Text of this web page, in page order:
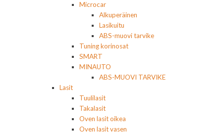
Microcar
Alkuperäinen
Lasikuitu
ABS-muovi tarvike
Tuning korinosat
SMART
MINAUTO
ABS-MUOVI TARVIKE
Lasit
Tuulilasit
Takalasit
Oven lasit oikea
Oven lasit vasen